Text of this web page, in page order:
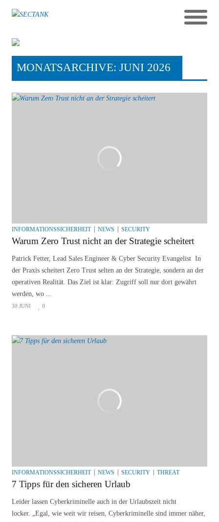
MONATSARCHIVE: JUNI 2026
INFORMATIONSSICHERHEIT NEWS SECURITY
Warum Zero Trust nicht an der Strategie scheitert
Patrick Fetter, Lead Sales Engineer & Cyber Security Evangelist In
der Praxis scheitert Zero Trust selten an der Strategie, sondern an der
operativen Realität. Das Ziel ist klar: Zugriff soll nur dort gewährt
werden, wo ...
30 JUNI 0
INFORMATIONSSICHERHEIT NEWS SECURITY THREAT
7 Tipps für den sicheren Urlaub
Leider lassen Cyberkriminelle auch in der Urlaubszeit nicht
locker. „Egal, wie weit wir reisen, Cyberkriminelle sind immer näher,